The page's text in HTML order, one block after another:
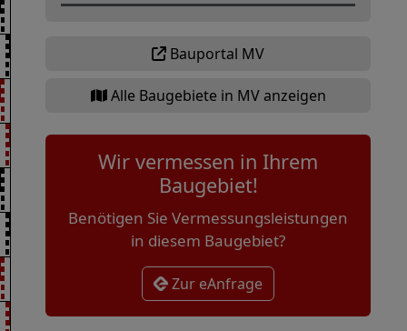
Bauportal MV
Alle Baugebiete in MV anzeigen
Wir vermessen in Ihrem
Baugebiet!
Benötigen Sie Vermessungsleistungen
in diesem Baugebiet?
Zur eAnfrage